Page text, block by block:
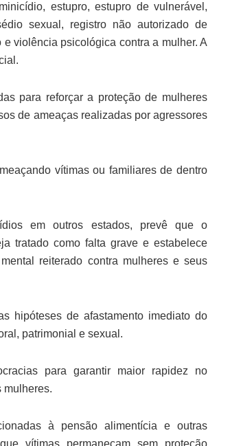
estupro, estupro de vulnerável,
sexual, registro não autorizado de
violência psicológica contra a mulher. A
para reforçar a proteção de mulheres
de ameaças realizadas por agressores
vítimas ou familiares de dentro
em outros estados, prevê que o
tratado como falta grave e estabelece
reiterado contra mulheres e seus
hipóteses de afastamento imediato do
patrimonial e sexual.
para garantir maior rapidez no
mulheres.
à pensão alimentícia e outras
vítimas permaneçam sem proteção